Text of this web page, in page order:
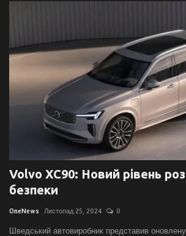
Volvo XC90: Новий рівень
безпеки
OneNews Листопад 25, 2024 0
Шведський автовиробник представив